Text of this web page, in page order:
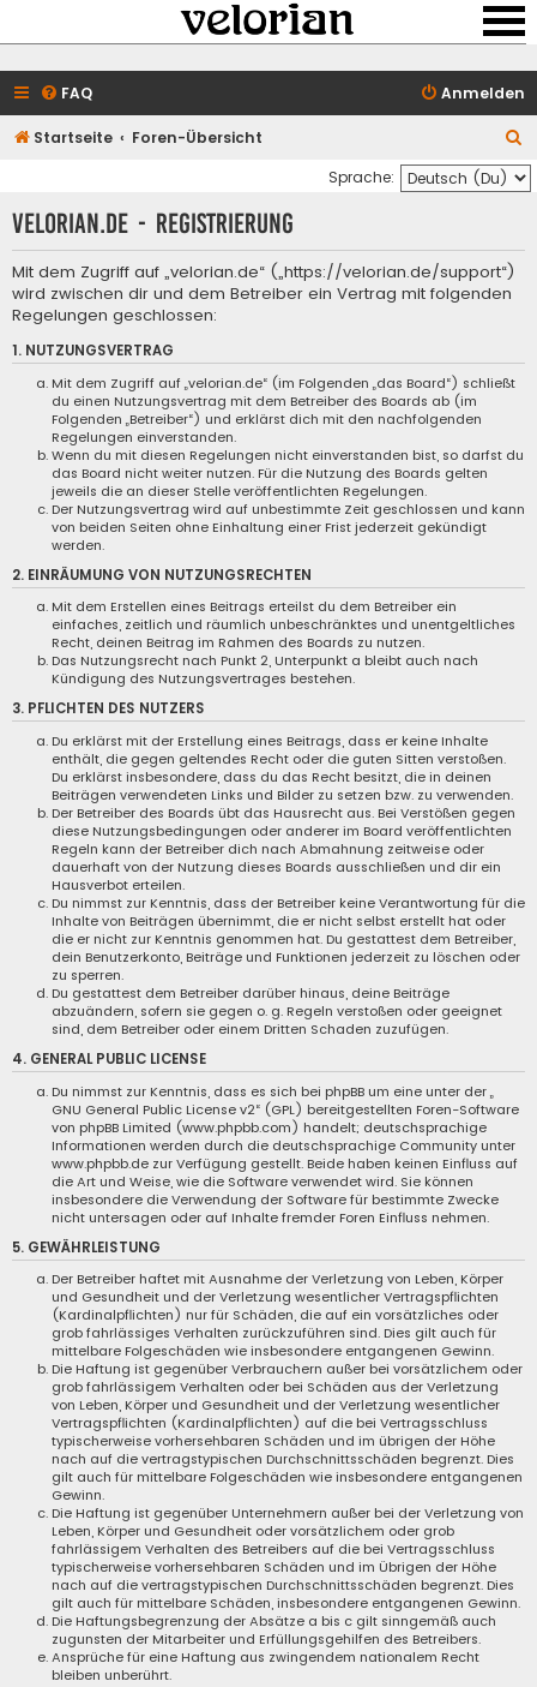
FAQ Anmelden
Startseite Foren-Übersicht
u
c
Sprache:
velorian.de - Registrierung
Mit dem Zugriff auf „velorian.de“ („https://velorian.de/support“)
wird zwischen dir und dem Betreiber ein Vertrag mit folgenden
Regelungen geschlossen:
1. NUTZUNGSVERTRAG
Mit dem Zugriff auf „velorian.de“ (im Folgenden „das Board“) schließt
du einen Nutzungsvertrag mit dem Betreiber des Boards ab (im
Folgenden „Betreiber“) und erklärst dich mit den nachfolgenden
Regelungen einverstanden.
Wenn du mit diesen Regelungen nicht einverstanden bist, so darfst du
das Board nicht weiter nutzen. Für die Nutzung des Boards gelten
jeweils die an dieser Stelle veröffentlichten Regelungen.
Der Nutzungsvertrag wird auf unbestimmte Zeit geschlossen und kann
von beiden Seiten ohne Einhaltung einer Frist jederzeit gekündigt
werden.
2. EINRÄUMUNG VON NUTZUNGSRECHTEN
Mit dem Erstellen eines Beitrags erteilst du dem Betreiber ein
einfaches, zeitlich und räumlich unbeschränktes und unentgeltliches
Recht, deinen Beitrag im Rahmen des Boards zu nutzen.
Das Nutzungsrecht nach Punkt 2, Unterpunkt a bleibt auch nach
Kündigung des Nutzungsvertrages bestehen.
3. PFLICHTEN DES NUTZERS
Du erklärst mit der Erstellung eines Beitrags, dass er keine Inhalte
enthält, die gegen geltendes Recht oder die guten Sitten verstoßen.
Du erklärst insbesondere, dass du das Recht besitzt, die in deinen
Beiträgen verwendeten Links und Bilder zu setzen bzw. zu verwenden.
Der Betreiber des Boards übt das Hausrecht aus. Bei Verstößen gegen
diese Nutzungsbedingungen oder anderer im Board veröffentlichten
Regeln kann der Betreiber dich nach Abmahnung zeitweise oder
dauerhaft von der Nutzung dieses Boards ausschließen und dir ein
Hausverbot erteilen.
Du nimmst zur Kenntnis, dass der Betreiber keine Verantwortung für die
Inhalte von Beiträgen übernimmt, die er nicht selbst erstellt hat oder
die er nicht zur Kenntnis genommen hat. Du gestattest dem Betreiber,
dein Benutzerkonto, Beiträge und Funktionen jederzeit zu löschen oder
zu sperren.
Du gestattest dem Betreiber darüber hinaus, deine Beiträge
abzuändern, sofern sie gegen o. g. Regeln verstoßen oder geeignet
sind, dem Betreiber oder einem Dritten Schaden zuzufügen.
4. GENERAL PUBLIC LICENSE
Du nimmst zur Kenntnis, dass es sich bei phpBB um eine unter der „
GNU General Public License v2“ (GPL) bereitgestellten Foren-Software
von phpBB Limited (www.phpbb.com) handelt; deutschsprachige
Informationen werden durch die deutschsprachige Community unter
www.phpbb.de zur Verfügung gestellt. Beide haben keinen Einfluss auf
die Art und Weise, wie die Software verwendet wird. Sie können
insbesondere die Verwendung der Software für bestimmte Zwecke
nicht untersagen oder auf Inhalte fremder Foren Einfluss nehmen.
5. GEWÄHRLEISTUNG
Der Betreiber haftet mit Ausnahme der Verletzung von Leben, Körper
und Gesundheit und der Verletzung wesentlicher Vertragspflichten
(Kardinalpflichten) nur für Schäden, die auf ein vorsätzliches oder
grob fahrlässiges Verhalten zurückzuführen sind. Dies gilt auch für
mittelbare Folgeschäden wie insbesondere entgangenen Gewinn.
Die Haftung ist gegenüber Verbrauchern außer bei vorsätzlichem oder
grob fahrlässigem Verhalten oder bei Schäden aus der Verletzung
von Leben, Körper und Gesundheit und der Verletzung wesentlicher
Vertragspflichten (Kardinalpflichten) auf die bei Vertragsschluss
typischerweise vorhersehbaren Schäden und im übrigen der Höhe
nach auf die vertragstypischen Durchschnittsschäden begrenzt. Dies
gilt auch für mittelbare Folgeschäden wie insbesondere entgangenen
Gewinn.
Die Haftung ist gegenüber Unternehmern außer bei der Verletzung von
Leben, Körper und Gesundheit oder vorsätzlichem oder grob
fahrlässigem Verhalten des Betreibers auf die bei Vertragsschluss
typischerweise vorhersehbaren Schäden und im Übrigen der Höhe
nach auf die vertragstypischen Durchschnittsschäden begrenzt. Dies
gilt auch für mittelbare Schäden, insbesondere entgangenen Gewinn.
Die Haftungsbegrenzung der Absätze a bis c gilt sinngemäß auch
zugunsten der Mitarbeiter und Erfüllungsgehilfen des Betreibers.
Ansprüche für eine Haftung aus zwingendem nationalem Recht
bleiben unberührt.